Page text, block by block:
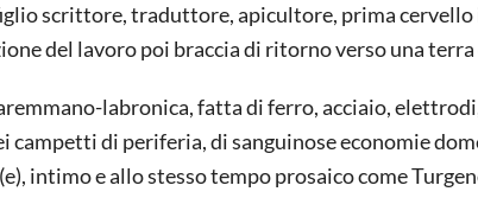
scrittore, traduttore, apicultore, prima
del lavoro poi braccia di ritorno verso una
labronica, fatta di ferro, acciaio,
campetti di periferia, di sanguinose economie
intimo e allo stesso tempo prosaico come